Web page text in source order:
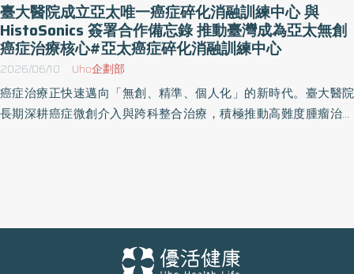
臺大醫院成立亞太唯一癌症碎化消融訓練中心 與
HistoSonics 簽署合作備忘錄 推動臺灣成為亞太無創
癌症治療核心#亞太癌症碎化消融訓練中心
2026/06/10 Uho企劃部
癌症治療正快速邁向「無創、精準、個人化」的新時代。臺大醫院
長期深耕癌症微創介入與跨科整合治療，積極推動高難度腫瘤治療
區唯一具備多癌別碎化消融臨床試驗經驗與完整訓練體系的醫學中